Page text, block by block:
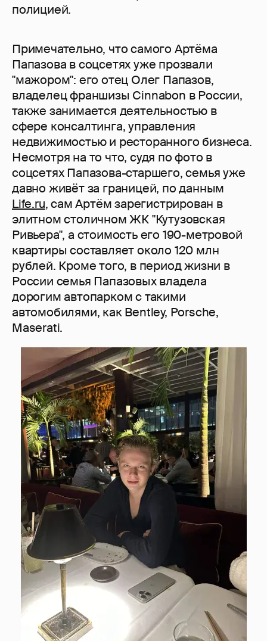
полицией.
Примечательно, что самого Артёма
Папазова в соцсетях уже прозвали
"мажором": его отец Олег Папазов,
владелец франшизы Cinnabon в России,
также занимается деятельностью в
сфере консалтинга, управления
недвижимостью и ресторанного бизнеса.
Несмотря на то что, судя по фото в
соцсетях Папазова-старшего, семья уже
давно живёт за границей, по данным
Life.ru, сам Артём зарегистрирован в
элитном столичном ЖК "Кутузовская
Ривьера", а стоимость его 190-метровой
квартиры составляет около 120 млн
рублей. Кроме того, в период жизни в
России семья Папазовых владела
дорогим автопарком с такими
автомобилями, как Bentley, Porsche,
Maserati.